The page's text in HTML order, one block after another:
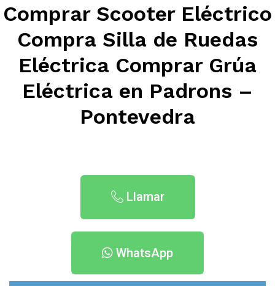
Comprar Scooter Eléctrico
Compra Silla de Ruedas
Eléctrica Comprar Grúa
Eléctrica en Padrons –
Pontevedra
Llamar
WhatsApp